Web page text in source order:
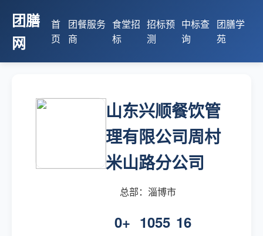
团膳
网
首
页
团餐服务
商
食堂招
标
招标预
测
中标查
询
团膳学
苑
山东兴顺餐饮管
理有限公司周村
米山路分公司
总部：淄博市
0+ 1055 16